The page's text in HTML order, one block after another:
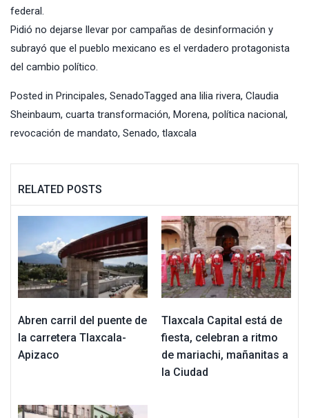
federal.
Pidió no dejarse llevar por campañas de desinformación y
subrayó que el pueblo mexicano es el verdadero protagonista
del cambio político.
Posted in Principales, SenadoTagged ana lilia rivera, Claudia
Sheinbaum, cuarta transformación, Morena, política nacional,
revocación de mandato, Senado, tlaxcala
RELATED POSTS
Abren carril del puente de
la carretera Tlaxcala-
Apizaco
Tlaxcala Capital está de
fiesta, celebran a ritmo
de mariachi, mañanitas a
la Ciudad